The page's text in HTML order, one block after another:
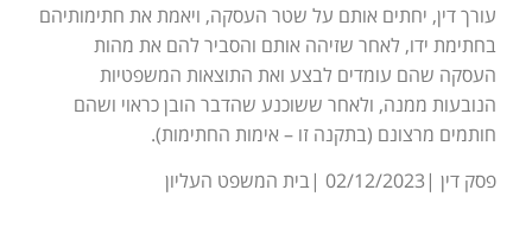
עורך דין, יחתים אותם על שטר העסקה, ויאמת את חתימותיהם
בחתימת ידו, לאחר שזיהה אותם והסביר להם את מהות
העסקה שהם עומדים לבצע ואת התוצאות המשפטיות
הנובעות ממנה, ולאחר ששוכנע שהדבר הובן כראוי ושהם
חותמים מרצונם (בתקנה זו – אימות החתימות).
פסק דין |02/12/2023 |בית המשפט העליון